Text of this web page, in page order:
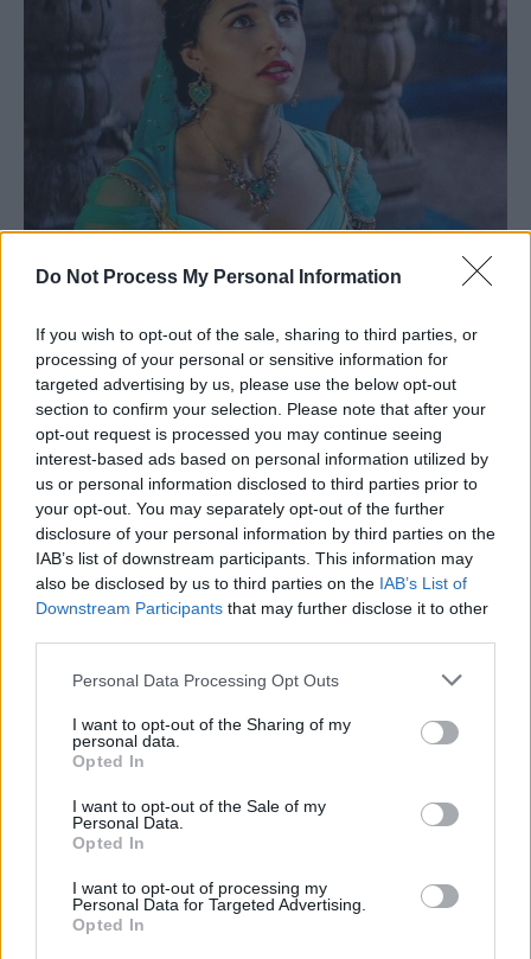
Do Not Process My Personal Information
If you wish to opt-out of the sale, sharing to third parties, or
processing of your personal or sensitive information for
targeted advertising by us, please use the below opt-out
section to confirm your selection. Please note that after your
opt-out request is processed you may continue seeing
interest-based ads based on personal information utilized by
us or personal information disclosed to third parties prior to
your opt-out. You may separately opt-out of the further
disclosure of your personal information by third parties on the
IAB’s list of downstream participants. This information may
also be disclosed by us to third parties on the IAB’s List of
Downstream Participants that may further disclose it to other
Personal Data Processing Opt Outs
I want to opt-out of the Sharing of my
personal data.
Opted In
I want to opt-out of the Sale of my
Personal Data.
Opted In
I want to opt-out of processing my
Personal Data for Targeted Advertising.
Opted In